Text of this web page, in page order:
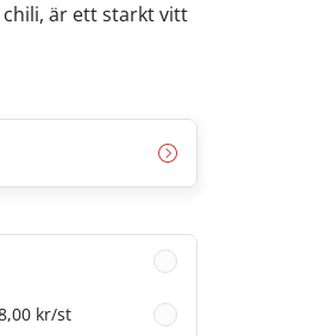
chili, är ett starkt vitt
kr/st